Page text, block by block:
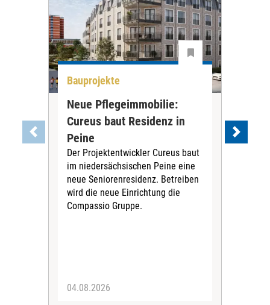
Bauprojekte
Neue Pflegeimmobilie:
Cureus baut Residenz in
Peine
Der Projektentwickler Cureus baut
im niedersächsischen Peine eine
neue Seniorenresidenz. Betreiben
wird die neue Einrichtung die
Compassio Gruppe.
04.08.2026